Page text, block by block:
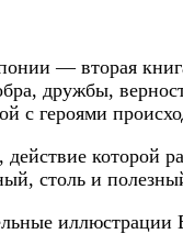
— вторая
дружбы,
с героями
которой
столь и